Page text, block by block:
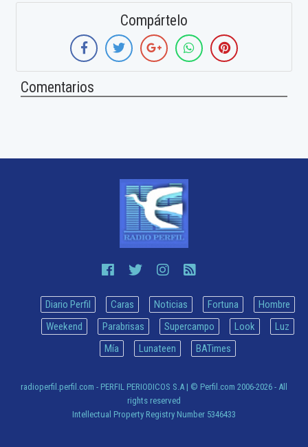
Compártelo
Comentarios
Diario Perfil Caras Noticias Fortuna
Hombre
Weekend
Parabrisas Supercampo Look
Luz
Mía
Lunateen BATimes
radioperfil.perfil.com - PERFIL PERIODICOS S.A | © Perfil.com 2006-2026 - All
rights reserved
Intellectual Property Registry Number 5346433